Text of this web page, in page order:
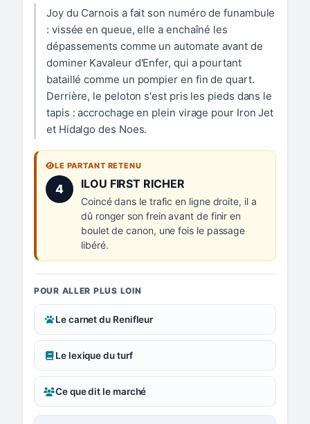
Joy du Carnois a fait son numéro de funambule
: vissée en queue, elle a enchaîné les
dépassements comme un automate avant de
dominer Kavaleur d'Enfer, qui a pourtant
bataillé comme un pompier en fin de quart.
Derrière, le peloton s'est pris les pieds dans le
tapis : accrochage en plein virage pour Iron Jet
et Hidalgo des Noes.
LE PARTANT RETENU
4 Numéro 4 :
ILOU FIRST RICHER
Coincé dans le trafic en ligne droite, il a
dû ronger son frein avant de finir en
boulet de canon, une fois le passage
libéré.
POUR ALLER PLUS LOIN
Le carnet du Renifleur
Le lexique du turf
Ce que dit le marché